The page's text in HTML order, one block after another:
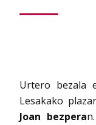
Urtero bezala
Lesakako
Joan bezperan.